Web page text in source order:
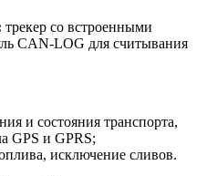
трекер со встроенными
CAN-LOG для считывания
и состояния транспорта,
GPS и GPRS;
исключение сливов.